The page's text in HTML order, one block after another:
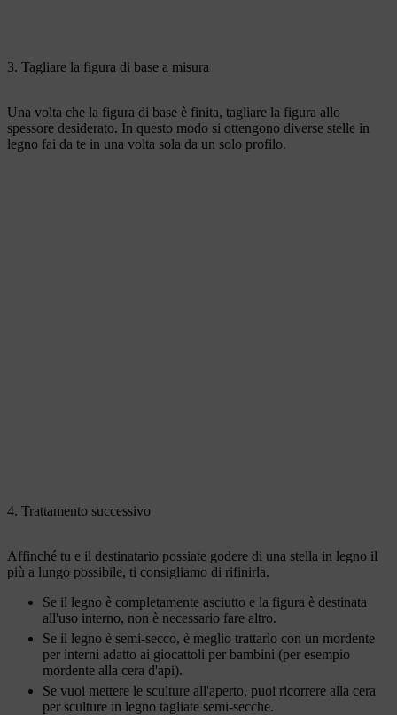
3. Tagliare la figura di base a misura
Una volta che la figura di base è finita, tagliare la figura allo
spessore desiderato. In questo modo si ottengono diverse stelle in
legno fai da te in una volta sola da un solo profilo.
4. Trattamento successivo
Affinché tu e il destinatario possiate godere di una stella in legno il
più a lungo possibile, ti consigliamo di rifinirla.
Se il legno è completamente asciutto e la figura è destinata
all'uso interno, non è necessario fare altro.
Se il legno è semi-secco, è meglio trattarlo con un mordente
per interni adatto ai giocattoli per bambini (per esempio
mordente alla cera d'api).
Se vuoi mettere le sculture all'aperto, puoi ricorrere alla cera
per sculture in legno tagliate semi-secche.